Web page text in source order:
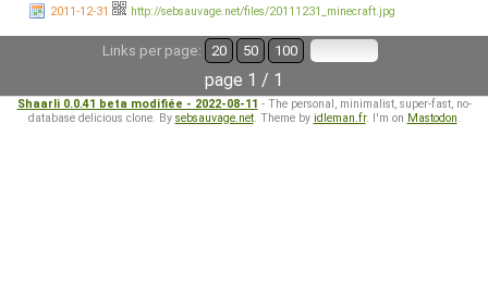
2011-12-31 http://sebsauvage.net/files/20111231_minecraft.jpg
Links per page: 20 50 100
page 1 / 1
Shaarli 0.0.41 beta modifiée - 2022-08-11 - The personal, minimalist, super-fast, no-
database delicious clone. By sebsauvage.net. Theme by idleman.fr. I'm on Mastodon.